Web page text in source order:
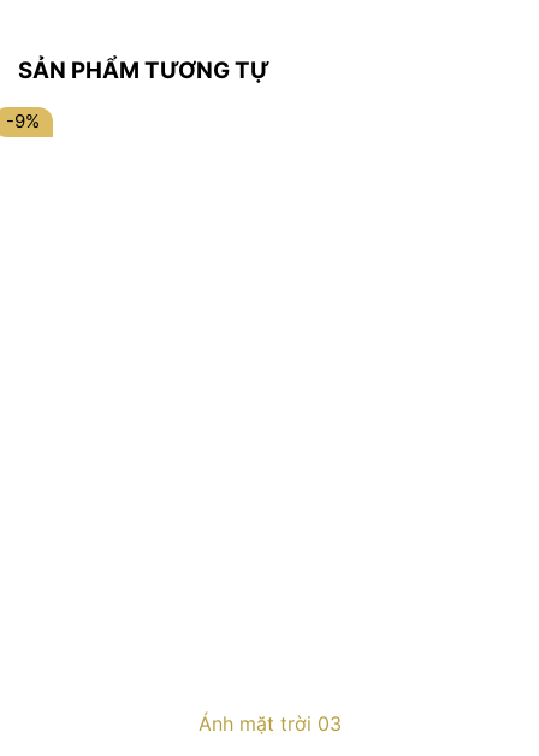
SẢN PHẨM TƯƠNG TỰ
-9%
Ánh mặt trời 03